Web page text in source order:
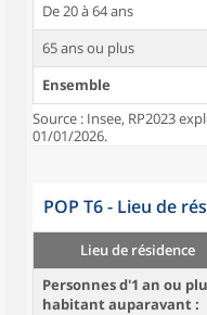
De 20 à 64 ans
65 ans ou plus
Ensemble
Source : Insee, RP2023
01/01/2026.
POP T6 - Lieu de
Lieu de résidence
Personnes d'1 an ou
habitant auparavant :